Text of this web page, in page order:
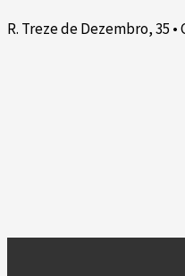
R. Treze de Dezembro, 35